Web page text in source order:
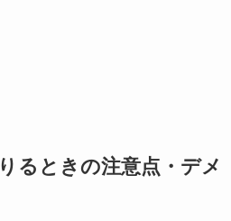
るときの注意点・デメ